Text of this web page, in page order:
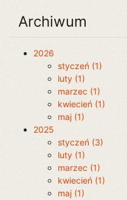
Archiwum
2026
styczeń (1)
luty (1)
marzec (1)
kwiecień (1)
maj (1)
2025
styczeń (3)
luty (1)
marzec (1)
kwiecień (1)
maj (1)